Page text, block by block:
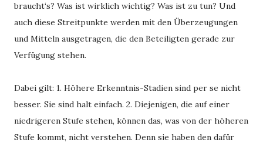
braucht‘s? Was ist wirklich wichtig? Was ist zu tun? Und
auch diese Streitpunkte werden mit den Überzeugungen
und Mitteln ausgetragen, die den Beteiligten gerade zur
Verfügung stehen.
Dabei gilt: 1. Höhere Erkenntnis-Stadien sind per se nicht
besser. Sie sind halt einfach. 2. Diejenigen, die auf einer
niedrigeren Stufe stehen, können das, was von der höheren
Stufe kommt, nicht verstehen. Denn sie haben den dafür